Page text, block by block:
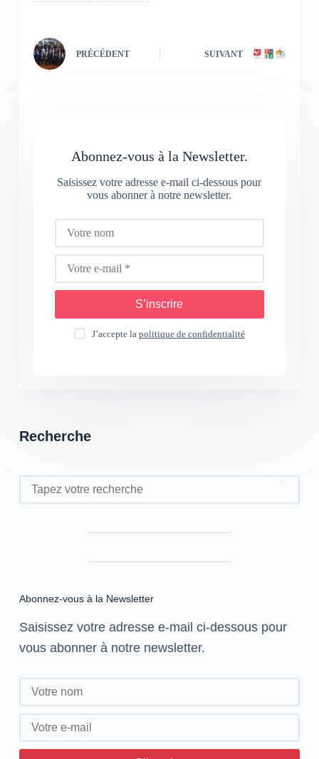
PRÉCÉDENT SUIVANT
Abonnez-vous à la Newsletter.
Saisissez votre adresse e-mail ci-dessous pour
vous abonner à notre newsletter.
S’inscrire
J’accepte lapolitique de confidentialité
Recherche
Rechercher
Abonnez-vous à la Newsletter
Saisissez votre adresse e-mail ci-dessous pour
vous abonner à notre newsletter.